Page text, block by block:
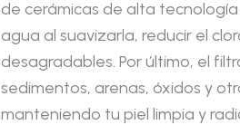
de cerámicas de alta
agua al suavizarla, reducir el
desagradables. Por último, el
sedimentos, arenas, óxidos y
manteniendo tu piel limpia y